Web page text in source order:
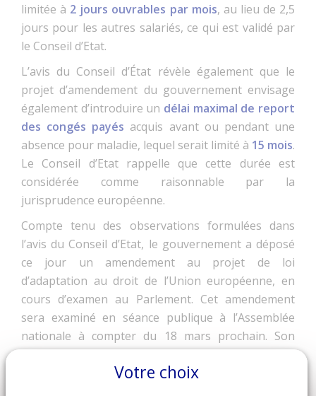
limitée à 2 jours ouvrables par mois, au lieu de 2,5
jours pour les autres salariés, ce qui est validé par
le Conseil d’Etat.
L’avis du Conseil d’État révèle également que le
projet d’amendement du gouvernement envisage
également d’introduire un délai maximal de report
des congés payés acquis avant ou pendant une
absence pour maladie, lequel serait limité à 15 mois.
Le Conseil d’Etat rappelle que cette durée est
considérée comme raisonnable par la
jurisprudence européenne.
Compte tenu des observations formulées dans
l’avis du Conseil d’Etat, le gouvernement a déposé
ce jour un amendement au projet de loi
d’adaptation au droit de l’Union européenne, en
cours d’examen au Parlement. Cet amendement
sera examiné en séance publique à l’Assemblée
nationale à compter du 18 mars prochain. Son
adoption définitive est prévue en avril.
Le GHR vous tiendra informé de l’adoption
Votre choix